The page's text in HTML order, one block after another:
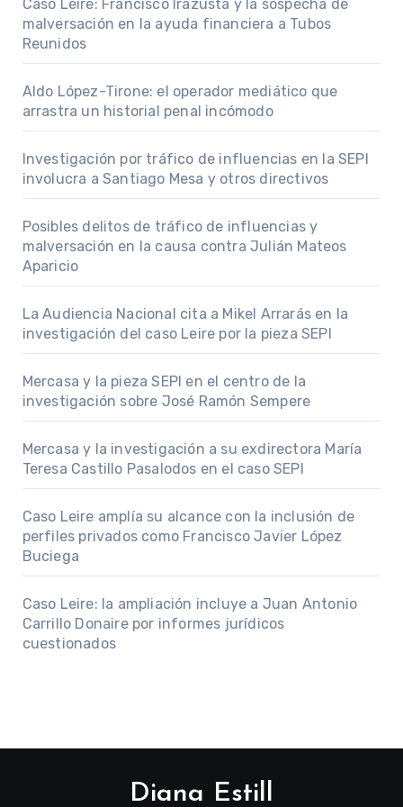
Caso Leire: Francisco Irazusta y la sospecha de
malversación en la ayuda financiera a Tubos
Reunidos
Aldo López-Tirone: el operador mediático que
arrastra un historial penal incómodo
Investigación por tráfico de influencias en la SEPI
involucra a Santiago Mesa y otros directivos
Posibles delitos de tráfico de influencias y
malversación en la causa contra Julián Mateos
Aparicio
La Audiencia Nacional cita a Mikel Arrarás en la
investigación del caso Leire por la pieza SEPI
Mercasa y la pieza SEPI en el centro de la
investigación sobre José Ramón Sempere
Mercasa y la investigación a su exdirectora María
Teresa Castillo Pasalodos en el caso SEPI
Caso Leire amplía su alcance con la inclusión de
perfiles privados como Francisco Javier López
Buciega
Caso Leire: la ampliación incluye a Juan Antonio
Carrillo Donaire por informes jurídicos
cuestionados
Diana Estill